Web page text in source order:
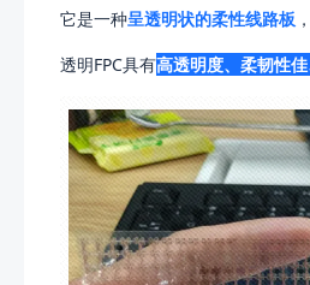
它是一种呈透明状的柔性线路板
透明FPC具有高透明度、柔韧性